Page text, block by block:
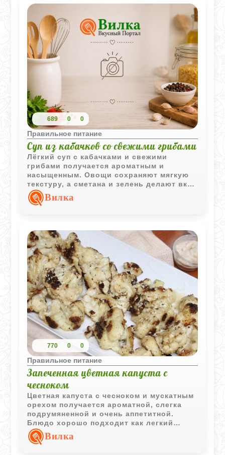
689 0 0
Правильное питание
Суп из кабачков со свежими грибами
Лёгкий суп с кабачками и свежими
грибами получается ароматным и
насыщенным. Овощи сохраняют мягкую
текстуру, а сметана и зелень делают вкус
более выразительным и домашним.
Вилка
770 0 0
Правильное питание
Запеченная цветная капуста с
чесноком
Цветная капуста с чесноком и мускатным
орехом получается ароматной, слегка
подрумяненной и очень аппетитной.
Блюдо хорошо подходит как легкий
гарнир или самостоятельная овощная
закуска.Вилка